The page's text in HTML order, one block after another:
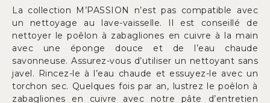
La collection M’PASSION n’est pas compatible avec
un nettoyage au lave-vaisselle. Il est conseillé de
nettoyer le poêlon à zabagliones en cuivre à la main
avec une éponge douce et de l’eau chaude
savonneuse. Assurez-vous d’utiliser un nettoyant sans
javel. Rincez-le à l’eau chaude et essuyez-le avec un
torchon sec. Quelques fois par an, lustrez le poêlon à
zabagliones en cuivre avec notre pâte d’entretien